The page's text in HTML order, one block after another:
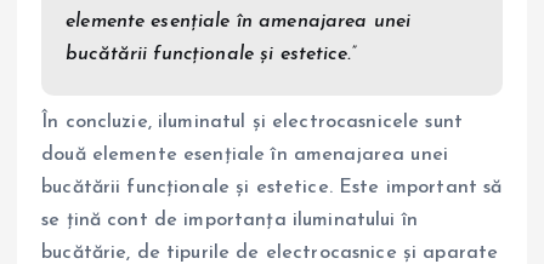
elemente esențiale în amenajarea unei
bucătării funcționale și estetice.”
În concluzie, iluminatul și electrocasnicele sunt
două elemente esențiale în amenajarea unei
bucătării funcționale și estetice. Este important să
se țină cont de importanța iluminatului în
bucătărie, de tipurile de electrocasnice și aparate